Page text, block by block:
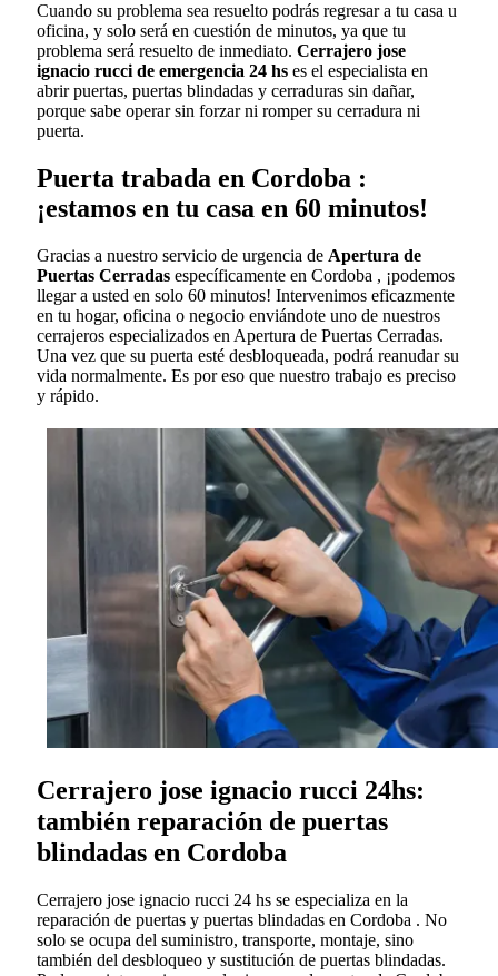
Cuando su problema sea resuelto podrás regresar a tu casa u
oficina, y solo será en cuestión de minutos, ya que tu
problema será resuelto de inmediato. Cerrajero jose
ignacio rucci de emergencia 24 hs es el especialista en
abrir puertas, puertas blindadas y cerraduras sin dañar,
porque sabe operar sin forzar ni romper su cerradura ni
puerta.
Puerta trabada en Cordoba :
¡estamos en tu casa en 60 minutos!
Gracias a nuestro servicio de urgencia de Apertura de
Puertas Cerradas específicamente en Cordoba , ¡podemos
llegar a usted en solo 60 minutos! Intervenimos eficazmente
en tu hogar, oficina o negocio enviándote uno de nuestros
cerrajeros especializados en Apertura de Puertas Cerradas.
Una vez que su puerta esté desbloqueada, podrá reanudar su
vida normalmente. Es por eso que nuestro trabajo es preciso
y rápido.
Cerrajero jose ignacio rucci 24hs:
también reparación de puertas
blindadas en Cordoba
Cerrajero jose ignacio rucci 24 hs se especializa en la
reparación de puertas y puertas blindadas en Cordoba . No
solo se ocupa del suministro, transporte, montaje, sino
también del desbloqueo y sustitución de puertas blindadas.